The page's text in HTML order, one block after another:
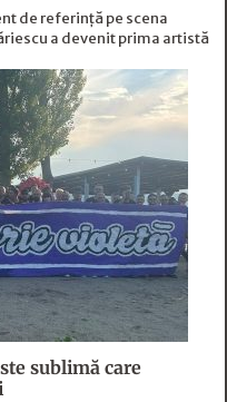
de referință pe scena
a devenit prima artistă
sublimă care